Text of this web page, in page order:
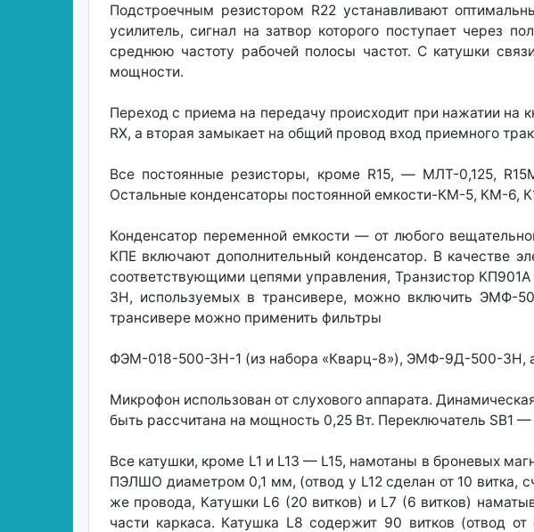
Подстроечным резистором R22 устанавливают
усилитель, сигнал на затвор которого поступает через
среднюю частоту рабочей полосы частот. С катушки
мощности.
Переход с приема на передачу происходит при нажатии на
RX, а вторая замыкает на общий провод вход приемного
Все постоянные резисторы, кроме R15, — МЛТ-0,125,
Остальные конденсаторы постоянной емкости-КМ-5, КМ-6,
Конденсатор переменной емкости — от любого
КПЕ включают дополнительный конденсатор. В качестве
соответствующими цепями управления, Транзистор
3Н, используемых в трансивере, можно включить ЭМФ-
трансивере можно применить фильтры
ФЭМ-018-500-ЗН-1 (из набора «Кварц-8»), ЭМФ-9Д-500-3Н,
Микрофон использован от слухового аппарата.
быть рассчитана на мощность 0,25 Вт. Переключатель SB1
Все катушки, кроме L1 и L13 — L15, намотаны в броневых
ПЭЛШО диаметром 0,1 мм, (отвод у L12 сделан от 10 витка,
же провода, Катушки L6 (20 витков) и L7 (6 витков)
части каркаса. Катушка L8 содержит 90 витков